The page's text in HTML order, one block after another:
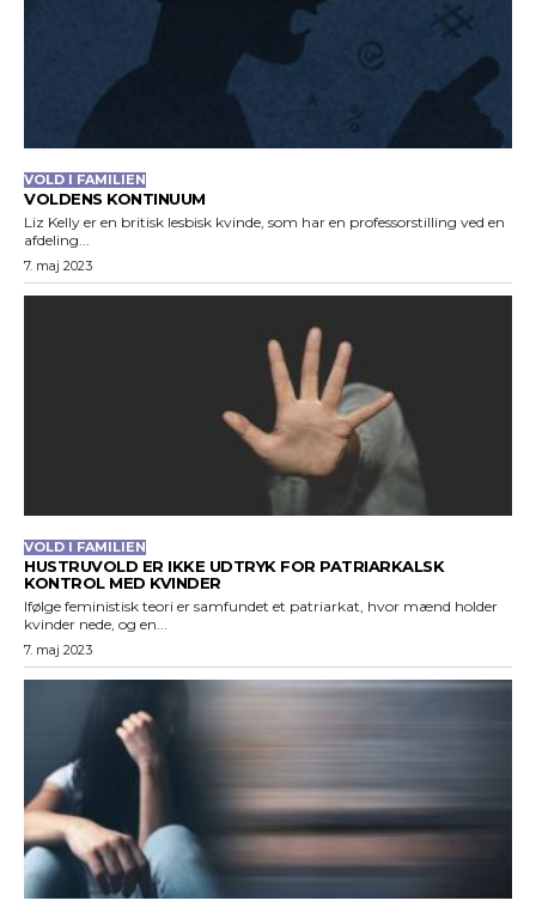
VOLD I FAMILIEN
VOLDENS KONTINUUM
Liz Kelly er en britisk lesbisk kvinde, som har en professorstilling ved en
afdeling...
7. maj 2023
VOLD I FAMILIEN
HUSTRUVOLD ER IKKE UDTRYK FOR PATRIARKALSK
KONTROL MED KVINDER
Ifølge feministisk teori er samfundet et patriarkat, hvor mænd holder
kvinder nede, og en...
7. maj 2023